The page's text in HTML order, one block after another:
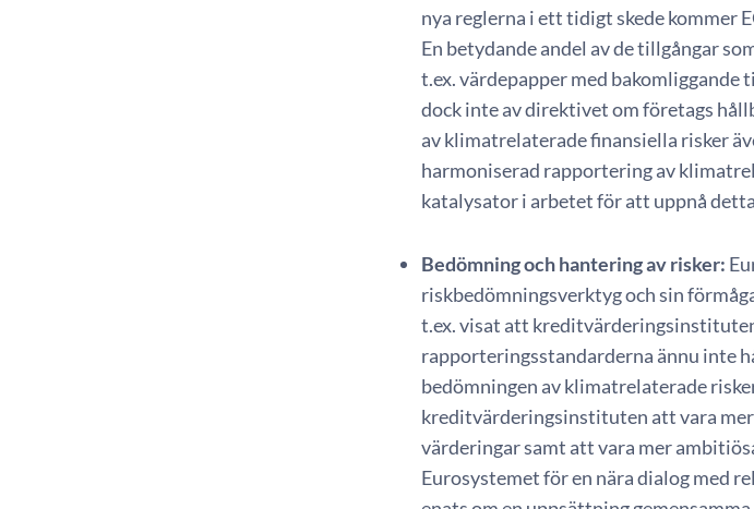
nya reglerna i ett tidigt skede kommer
En betydande andel av de tillgångar
t.ex. värdepapper med
dock inte av direktivet om företags
av klimatrelaterade finansiella risker
harmoniserad rapportering av
katalysator i arbetet för att uppnå
Bedömning och hantering av risker:
riskbedömningsverktyg och sin
t.ex. visat att
rapporteringsstandarderna ännu inte
bedömningen av klimatrelaterade
kreditvärderingsinstituten att vara
värderingar samt att vara mer
Eurosystemet för en nära dialog med